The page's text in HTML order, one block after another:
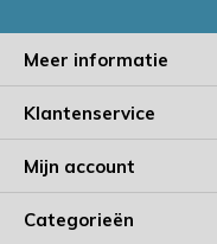
Meer informatie
Klantenservice
Mijn account
Categorieën